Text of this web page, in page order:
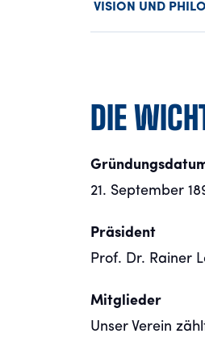
VISION UND
DIE
21. September
Präsident
Prof. Dr. Rainer
Mitglieder
Unser Verein